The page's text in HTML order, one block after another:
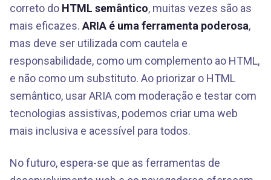
correto do HTML semântico, muitas vezes são as
mais eficazes. ARIA é uma ferramenta poderosa,
mas deve ser utilizada com cautela e
responsabilidade, como um complemento ao HTML,
e não como um substituto. Ao priorizar o HTML
semântico, usar ARIA com moderação e testar com
tecnologias assistivas, podemos criar uma web
mais inclusiva e acessível para todos.
No futuro, espera-se que as ferramentas de